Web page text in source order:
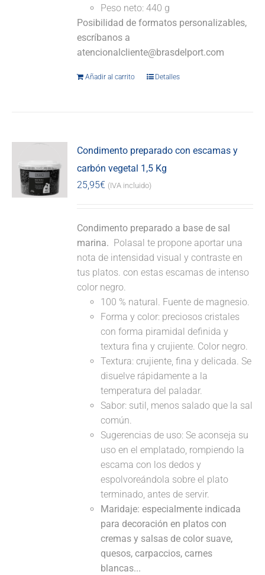
Peso neto: 440 g
Posibilidad de formatos personalizables,
escríbanos a
atencionalcliente@brasdelport.com
Añadir al carrito Detalles
Condimento preparado con escamas y
carbón vegetal 1,5 Kg
25,95€ (IVA incluido)
Condimento preparado a base de sal
marina. Polasal te propone aportar una
nota de intensidad visual y contraste en
tus platos. con estas escamas de intenso
color negro.
100 % natural. Fuente de magnesio.
Forma y color: preciosos cristales
con forma piramidal definida y
textura fina y crujiente. Color negro.
Textura: crujiente, fina y delicada. Se
disuelve rápidamente a la
temperatura del paladar.
Sabor: sutil, menos salado que la sal
común.
Sugerencias de uso: Se aconseja su
uso en el emplatado, rompiendo la
escama con los dedos y
espolvoreándola sobre el plato
terminado, antes de servir.
Maridaje: especialmente indicada
para decoración en platos con
cremas y salsas de color suave,
quesos, carpaccios, carnes
blancas...